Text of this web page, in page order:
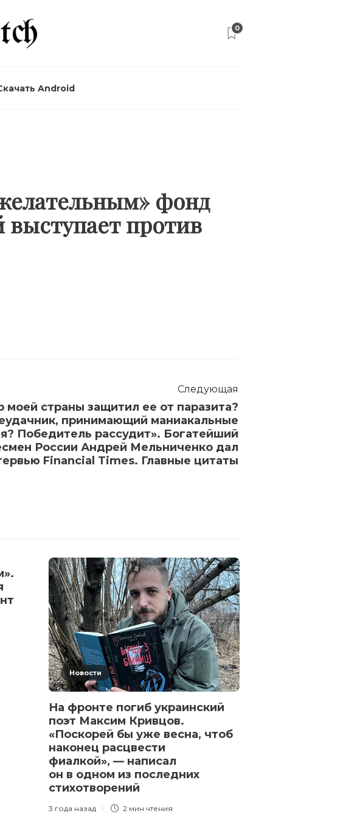
0
Android
фонд
выступает против
Следующая
моей страны защитил ее от паразита?
принимающий маниакальные
Победитель рассудит». Богатейший
России Андрей Мельниченко дал
Financial Times. Главные цитаты
Новости
На фронте погиб украинский
поэт Максим Кривцов.
«Поскорей бы уже весна, чтоб
наконец расцвести
фиалкой», — написал
он в одном из последних
стихотворений
3 года назад 2 мин чтения